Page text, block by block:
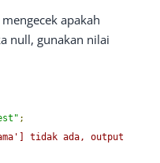
apakah
null, gunakan nilai
;
tidak ada, output